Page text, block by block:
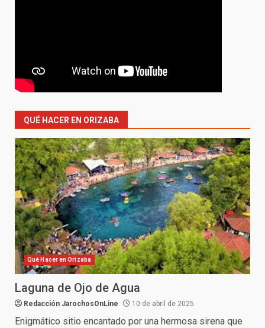
QUÉ HACER EN ORIZABA
Qué Hacer en Orizaba
Laguna de Ojo de Agua
Redacción JarochosOnLine 10 de abril de 2025
Enigmático sitio encantado por una hermosa sirena que